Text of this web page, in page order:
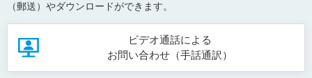
（郵送）やダウンロードができます。
ビデオ通話による
お問い合わせ（手話通訳）